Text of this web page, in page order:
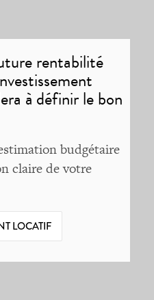
rentabilité
à définir le bon
budgétaire
claire de votre
LOCATIF